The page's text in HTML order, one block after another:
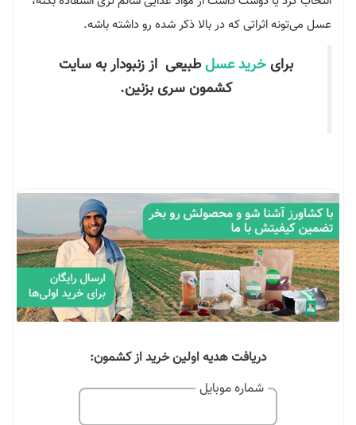
عسل می‌تونه اثراتی که در بالا ذکر شده رو داشته باشه.
برای خرید عسلطبیعی از زنبودار به سایت
کشمون سری بزنین.
دریافت هدیه اولین خرید از کشمون:
شماره موبایل